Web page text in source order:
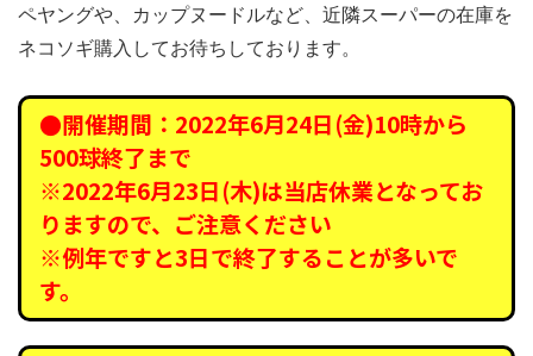
ペヤングや、カップヌードルなど、近隣スーパーの在庫を
ネコソギ購入してお待ちしております。
●開催期間：2022年6月24日(金)10時から
500球終了まで
※2022年6月23日(木)は当店休業となってお
りますので、ご注意ください
※例年ですと3日で終了することが多いで
す。